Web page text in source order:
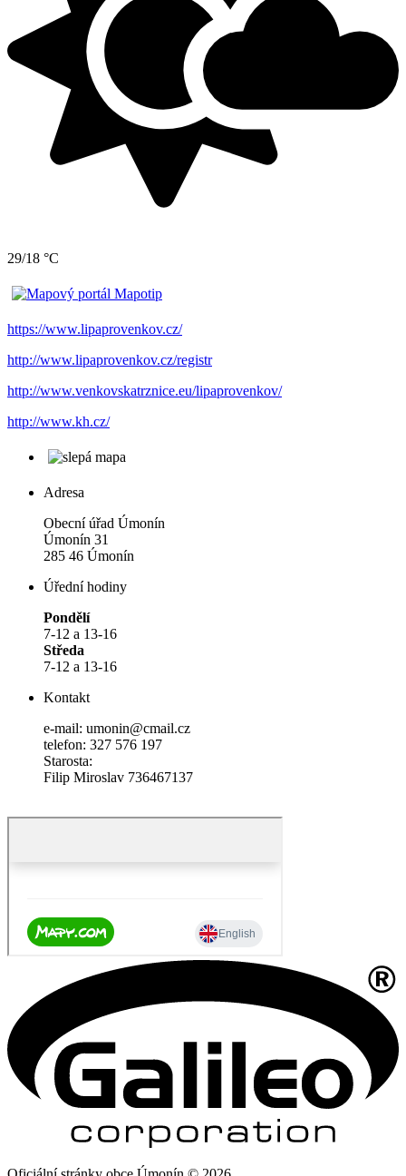
29/18 °C
https://www.lipaprovenkov.cz/
http://www.lipaprovenkov.cz/registr
http://www.venkovskatrznice.eu/lipaprovenkov/
http://www.kh.cz/
Adresa
Obecní úřad Úmonín
Úmonín 31
285 46 Úmonín
Úřední hodiny
Pondělí
7-12 a 13-16
Středa
7-12 a 13-16
Kontakt
e-mail: umonin@cmail.cz
telefon: 327 576 197
Starosta:
Filip Miroslav 736467137